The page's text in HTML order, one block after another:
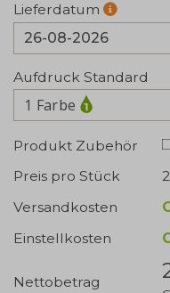
Lieferdatum
Aufdruck Standard
1 Farbe
Produkt Zubehör
Preis pro Stück
Versandkosten
Einstellkosten
Nettobetrag